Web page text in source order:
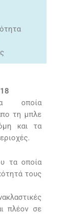
οποία
τη μπλε
και τα
τα οποία
τους
πλέον σε